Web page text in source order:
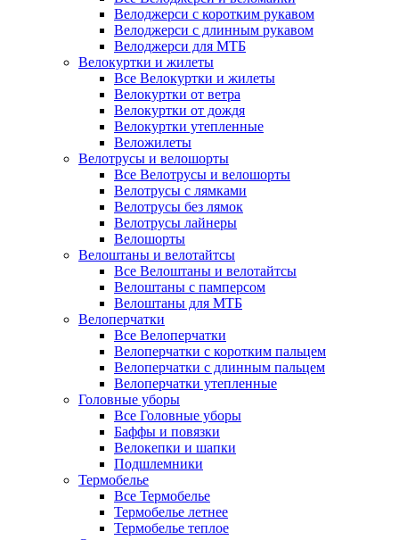
Велоджерси с коротким рукавом
Велоджерси с длинным рукавом
Велоджерси для МТБ
Велокуртки и жилеты
Все Велокуртки и жилеты
Велокуртки от ветра
Велокуртки от дождя
Велокуртки утепленные
Веложилеты
Велотрусы и велошорты
Все Велотрусы и велошорты
Велотрусы с лямками
Велотрусы без лямок
Велотрусы лайнеры
Велошорты
Велоштаны и велотайтсы
Все Велоштаны и велотайтсы
Велоштаны с памперсом
Велоштаны для МТБ
Велоперчатки
Все Велоперчатки
Велоперчатки с коротким пальцем
Велоперчатки с длинным пальцем
Велоперчатки утепленные
Головные уборы
Все Головные уборы
Баффы и повязки
Велокепки и шапки
Подшлемники
Термобелье
Все Термобелье
Термобелье летнее
Термобелье теплое